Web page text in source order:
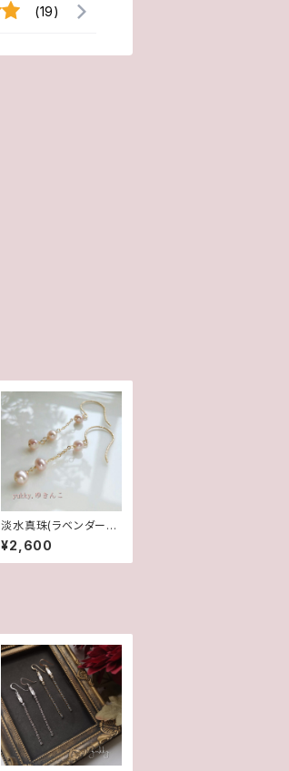
(19)
淡水真珠(ラベンダーピ
ンク)＊グリッターピアス
(14Kgf)
¥2,600